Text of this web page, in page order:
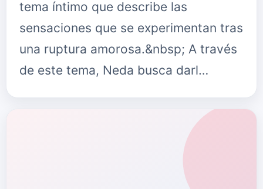
tema íntimo que describe las
sensaciones que se experimentan tras
una ruptura amorosa.&nbsp; A través
de este tema, Neda busca darl…